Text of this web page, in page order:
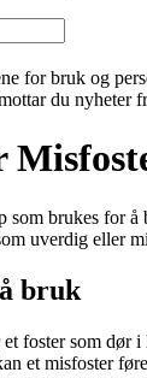
for bruk og
du nyheter
som brukes for
uverdig eller
bruk
foster som dør
et misfoster